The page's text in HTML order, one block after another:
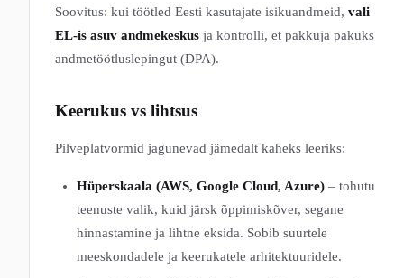
Soovitus: kui töötled Eesti kasutajate isikuandmeid, vali
EL-is asuv andmekeskus ja kontrolli, et pakkuja pakuks
andmetöötluslepingut (DPA).
Keerukus vs lihtsus
Pilveplatvormid jagunevad jämedalt kaheks leeriks:
Hüperskaala (AWS, Google Cloud, Azure) – tohutu
teenuste valik, kuid järsk õppimiskõver, segane
hinnastamine ja lihtne eksida. Sobib suurtele
meeskondadele ja keerukatele arhitektuuridele.